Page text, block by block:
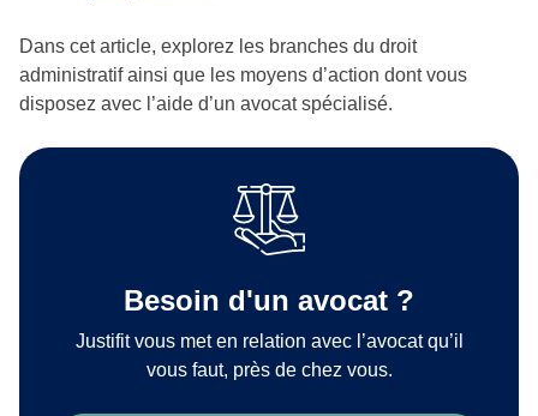
Dans cet article, explorez les branches du droit
administratif ainsi que les moyens d’action dont vous
disposez avec l’aide d’un avocat spécialisé.
Besoin d'un avocat ?
Justifit vous met en relation avec l’avocat qu’il
vous faut, près de chez vous.